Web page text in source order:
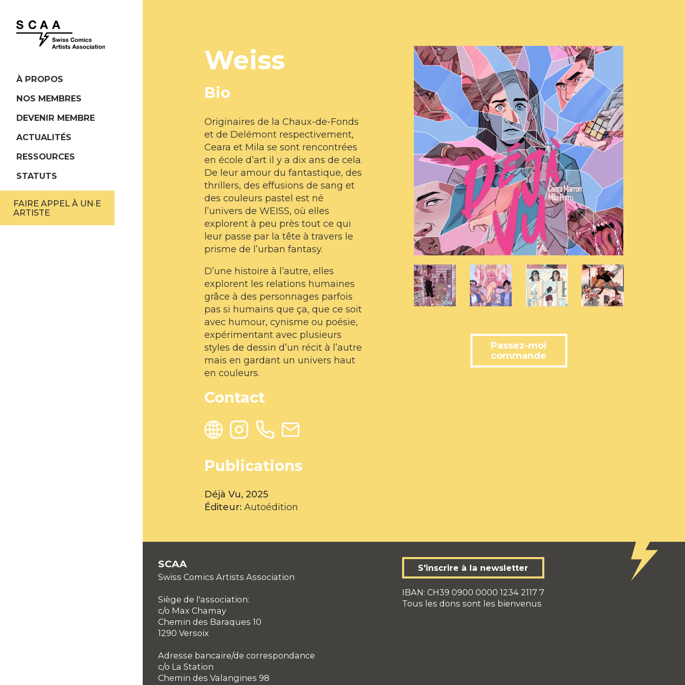
À PROPOS
NOS MEMBRES
DEVENIR MEMBRE
ACTUALITÉS
RESSOURCES
STATUTS
FAIRE APPEL À UN·E
ARTISTE
Weiss
Bio
Originaires de la Chaux-de-Fonds
et de Delémont respectivement,
Ceara et Mila se sont rencontrées
en école d’art il y a dix ans de cela.
De leur amour du fantastique, des
thrillers, des effusions de sang et
des couleurs pastel est né
l’univers de WEISS, où elles
explorent à peu près tout ce qui
leur passe par la tête à travers le
prisme de l’urban fantasy.
D’une histoire à l’autre, elles
explorent les relations humaines
grâce à des personnages parfois
pas si humains que ça, que ce soit
avec humour, cynisme ou poésie,
expérimentant avec plusieurs
styles de dessin d’un récit à l’autre
mais en gardant un univers haut
en couleurs.
Contact
Publications
Déjà Vu, 2025
Éditeur: Autoédition
Passez-moi
commande
SCAA
Swiss Comics Artists Association
Siège de l'association:
c/o Max Chamay
Chemin des Baraques 10
1290 Versoix
Adresse bancaire/de correspondance
c/o La Station
Chemin des Valangines 98
S'inscrire à la newsletter
IBAN: CH39 0900 0000 1234 2117 7
Tous les dons sont les bienvenus